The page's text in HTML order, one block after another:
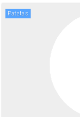
patatas